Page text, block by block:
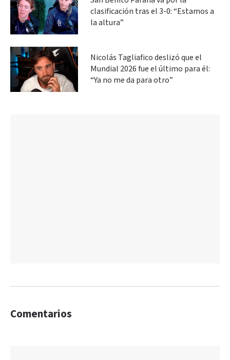
clasificación tras el 3-0: “Estamos a
la altura”
Nicolás Tagliafico deslizó que el
Mundial 2026 fue el último para él:
“Ya no me da para otro”
Comentarios